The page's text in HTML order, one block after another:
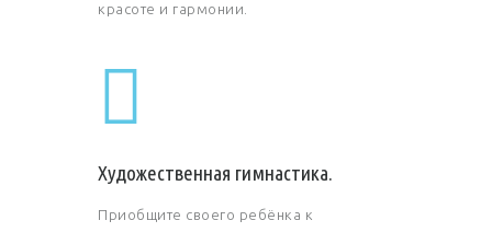
красоте и гармонии.
Художественная гимнастика.
Приобщите своего ребёнка к